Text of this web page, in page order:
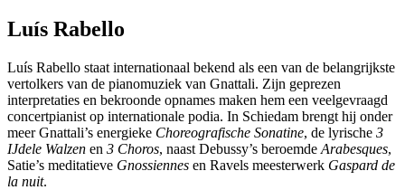
Luís Rabello
Luís Rabello staat internationaal bekend als een van de belangrijkste
vertolkers van de pianomuziek van Gnattali. Zijn geprezen
interpretaties en bekroonde opnames maken hem een veelgevraagd
concertpianist op internationale podia. In Schiedam brengt hij onder
meer Gnattali’s energieke Choreografische Sonatine, de lyrische 3
IJdele Walzen en 3 Choros, naast Debussy’s beroemde Arabesques,
Satie’s meditatieve Gnossiennes en Ravels meesterwerk Gaspard de
la nuit.